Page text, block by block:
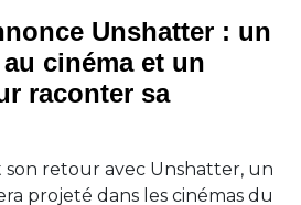
Unshatter : un
cinéma et un
raconter sa
retour avec Unshatter, un
projeté dans les cinémas du